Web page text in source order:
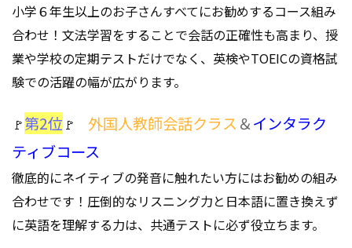
小学６年生以上のお子さんすべてにお勧めするコース組み
合わせ！文法学習をすることで会話の正確性も高まり、授
業や学校の定期テストだけでなく、英検やTOEICの資格試
験での活躍の幅が広がります。
🚩第2位 🚩 外国人教師会話クラス ＆インタラク
ティブコース
徹底的にネイティブの発音に触れたい方にはお勧めの組み
合わせです！圧倒的なリスニング力と日本語に置き換えず
に英語を理解する力は、共通テストに必ず役立ちます。